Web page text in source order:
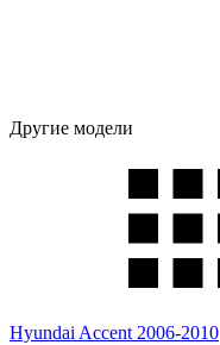
Другие модели
Hyundai Accent 2006-2010